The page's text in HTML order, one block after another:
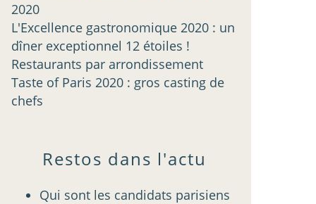
2020
L'Excellence gastronomique 2020 : un
dîner exceptionnel 12 étoiles !
Restaurants par arrondissement
Taste of Paris 2020 : gros casting de
chefs
Restos dans l'actu
Qui sont les candidats parisiens